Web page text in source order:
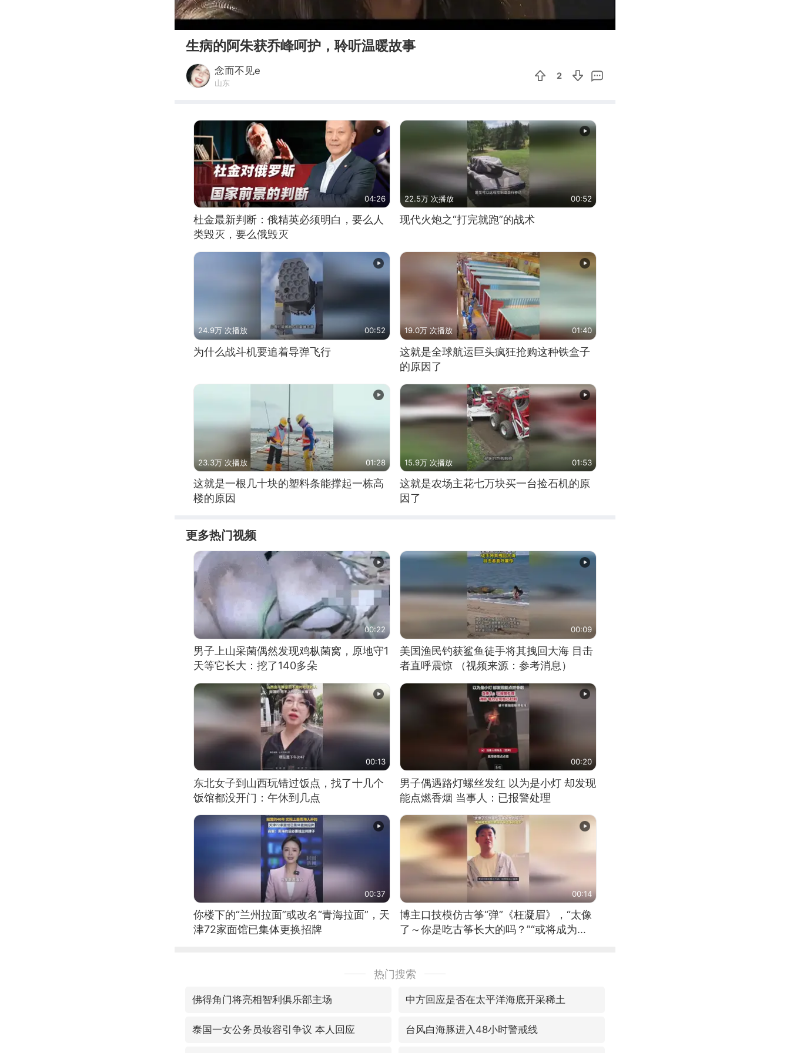
00:00 03:56
生病的阿朱获乔峰呵护，聆听温暖故事
念而不见e
山东
2
04:26
杜金最新判断：俄精英必须明白，要么人
类毁灭，要么俄毁灭
22.5万 次播放 00:52
现代火炮之“打完就跑”的战术
24.9万 次播放 00:52
为什么战斗机要追着导弹飞行
19.0万 次播放 01:40
这就是全球航运巨头疯狂抢购这种铁盒子
的原因了
23.3万 次播放 01:28
这就是一根几十块的塑料条能撑起一栋高
楼的原因
15.9万 次播放 01:53
这就是农场主花七万块买一台捡石机的原
因了
更多热门视频
00:22
男子上山采菌偶然发现鸡枞菌窝，原地守1
天等它长大：挖了140多朵
00:09
美国渔民钓获鲨鱼徒手将其拽回大海 目击
者直呼震惊 （视频来源：参考消息）
00:13
东北女子到山西玩错过饭点，找了十几个
饭馆都没开门：午休到几点
00:20
男子偶遇路灯螺丝发红 以为是小灯 却发现
能点燃香烟 当事人：已报警处理
00:37
你楼下的“兰州拉面”或改名“青海拉面”，天
津72家面馆已集体更换招牌
00:14
博主口技模仿古筝“弹”《枉凝眉》，“太像
了～你是吃古筝长大的吗？”“或将成为首
热门搜索
佛得角门将亮相智利俱乐部主场 中方回应是否在太平洋海底开采稀土
泰国一女公务员妆容引争议 本人回应 台风白海豚进入48小时警戒线